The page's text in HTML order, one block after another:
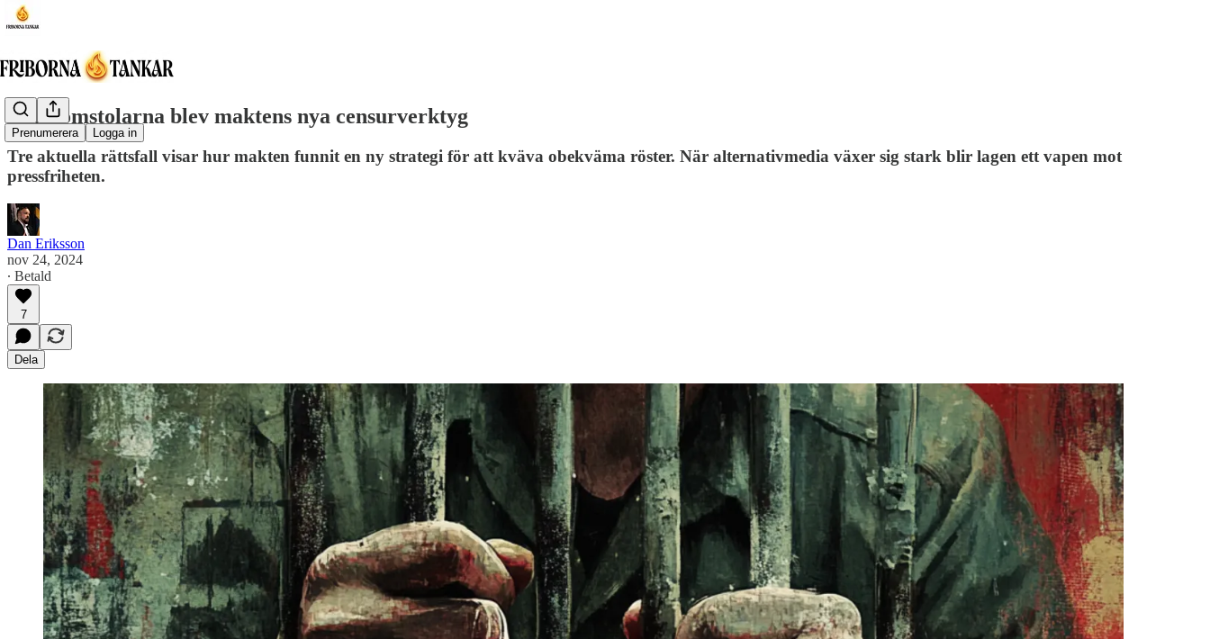
Prenumerera Logga in
När domstolarna blev maktens nya censurverktyg
Tre aktuella rättsfall visar hur makten funnit en ny strategi för att kväva obekväma röster. När alternativmedia växer sig stark blir lagen ett vapen mot
pressfriheten.
Dan Eriksson
nov 24, 2024
∙ Betald
7
Dela